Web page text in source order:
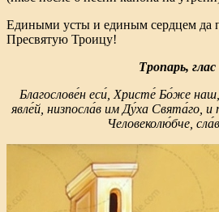
Едиными усты и единым сердцем да
Пресвятую Троицу!
Тропарь, глас
Благослове́н еси́, Христе́ Бо́же
явле́й, низпосла́в им Ду́ха Свята́го, и
Человеколю́бче,